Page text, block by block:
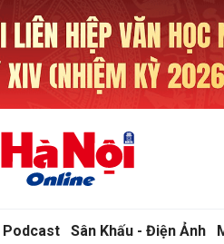
Podcast Sân Khấu - Điện Ảnh